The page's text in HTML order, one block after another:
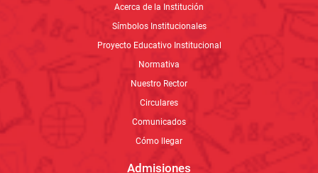
Circulares
Admisiones
Proceso de inscripción y matrícula
Costos
Plan de estudios
Pagos de pensión